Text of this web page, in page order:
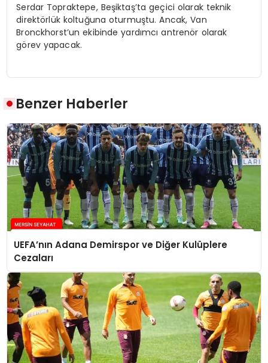
Serdar Topraktepe, Beşiktaş’ta geçici olarak teknik
direktörlük koltuğuna oturmuştu. Ancak, Van
Bronckhorst’un ekibinde yardımcı antrenör olarak
görev yapacak.
Benzer Haberler
UEFA’nın Adana Demirspor ve Diğer Kulüplere
Cezaları